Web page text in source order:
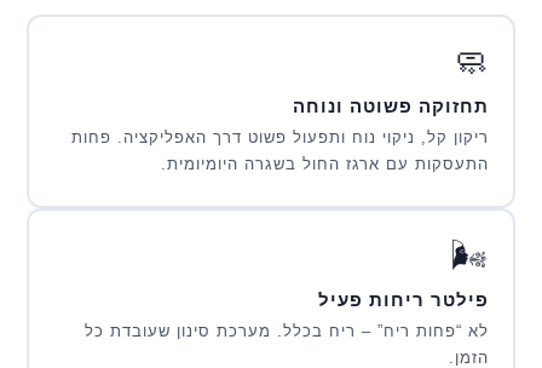
🧼
תחזוקה פשוטה ונוחה
ריקון קל, ניקוי נוח ותפעול פשוט דרך האפליקציה. פחות
התעסקות עם ארגז החול בשגרה היומיומית.
🌬️
פילטר ריחות פעיל
לא “פחות ריח” – ריח בכלל. מערכת סינון שעובדת כל
הזמן.